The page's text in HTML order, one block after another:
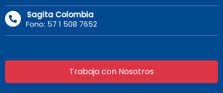
Sagita Colombia
Fono: 57 1 508 7652
Trabaja con Nosotros